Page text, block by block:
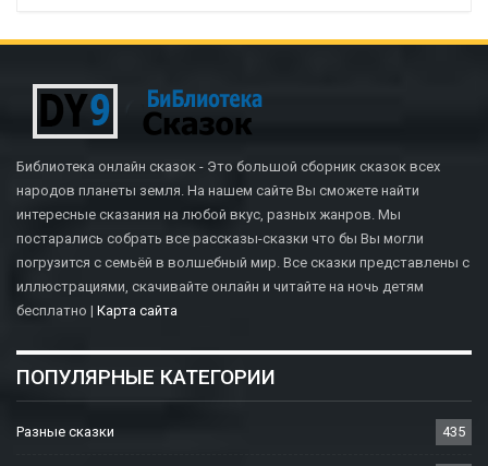
Библиотека онлайн сказок - Это большой сборник сказок всех
народов планеты земля. На нашем сайте Вы сможете найти
интересные сказания на любой вкус, разных жанров. Мы
постарались собрать все рассказы-сказки что бы Вы могли
погрузится с семьёй в волшебный мир. Все сказки представлены с
иллюстрациями, скачивайте онлайн и читайте на ночь детям
бесплатно | Карта сайта
ПОПУЛЯРНЫЕ КАТЕГОРИИ
Разные сказки 435